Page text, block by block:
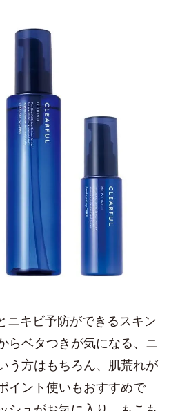
ニキビ予防ができるスキン
らベタつきが気になる、ニ
う方はもちろん、肌荒れが
イント使いもおすすめで